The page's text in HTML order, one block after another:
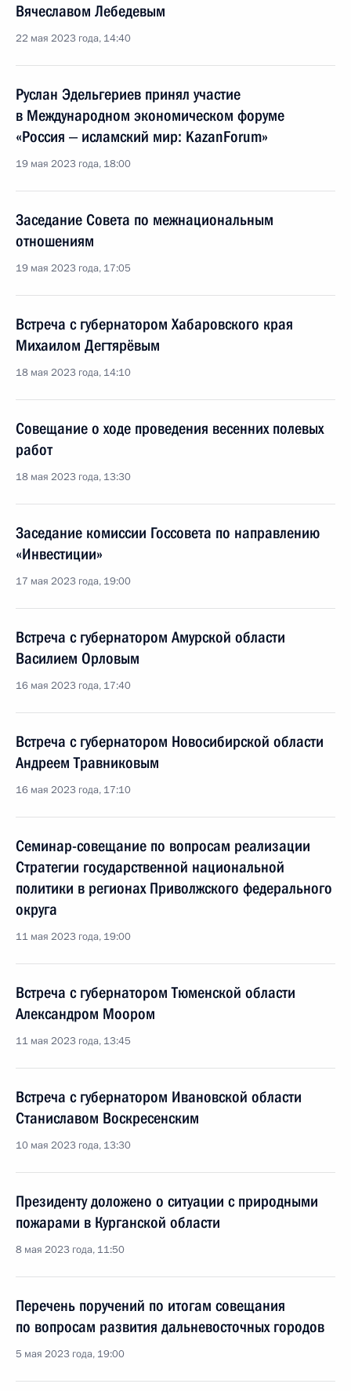
Вячеславом Лебедевым
22 мая 2023 года, 14:40
Руслан Эдельгериев принял участие
в Международном экономическом форуме
«Россия ‒ исламский мир: KazanForum»
19 мая 2023 года, 18:00
Заседание Совета по межнациональным
отношениям
19 мая 2023 года, 17:05
Встреча с губернатором Хабаровского края
Михаилом Дегтярёвым
18 мая 2023 года, 14:10
Совещание о ходе проведения весенних полевых
работ
18 мая 2023 года, 13:30
Заседание комиссии Госсовета по направлению
«Инвестиции»
17 мая 2023 года, 19:00
Встреча с губернатором Амурской области
Василием Орловым
16 мая 2023 года, 17:40
Встреча с губернатором Новосибирской области
Андреем Травниковым
16 мая 2023 года, 17:10
Семинар-совещание по вопросам реализации
Стратегии государственной национальной
политики в регионах Приволжского федерального
округа
11 мая 2023 года, 19:00
Встреча с губернатором Тюменской области
Александром Моором
11 мая 2023 года, 13:45
Встреча с губернатором Ивановской области
Станиславом Воскресенским
10 мая 2023 года, 13:30
Президенту доложено о ситуации с природными
пожарами в Курганской области
8 мая 2023 года, 11:50
Перечень поручений по итогам совещания
по вопросам развития дальневосточных городов
5 мая 2023 года, 19:00